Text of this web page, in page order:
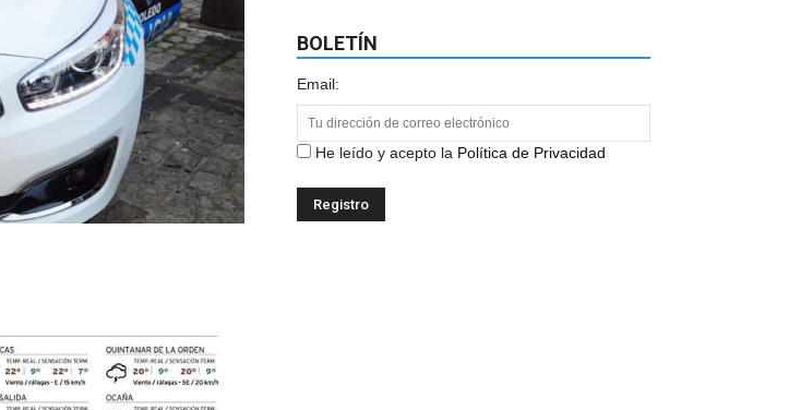
BOLETÍN
Email:
He leído y acepto la Política de Privacidad